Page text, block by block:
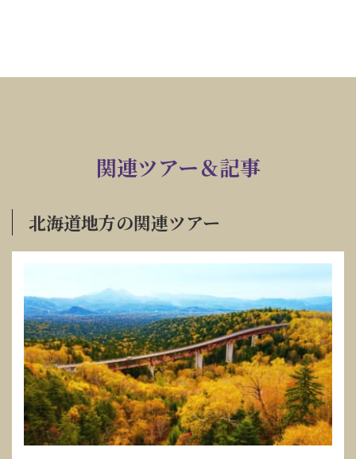
関連ツアー＆記事
北海道地方の関連ツアー